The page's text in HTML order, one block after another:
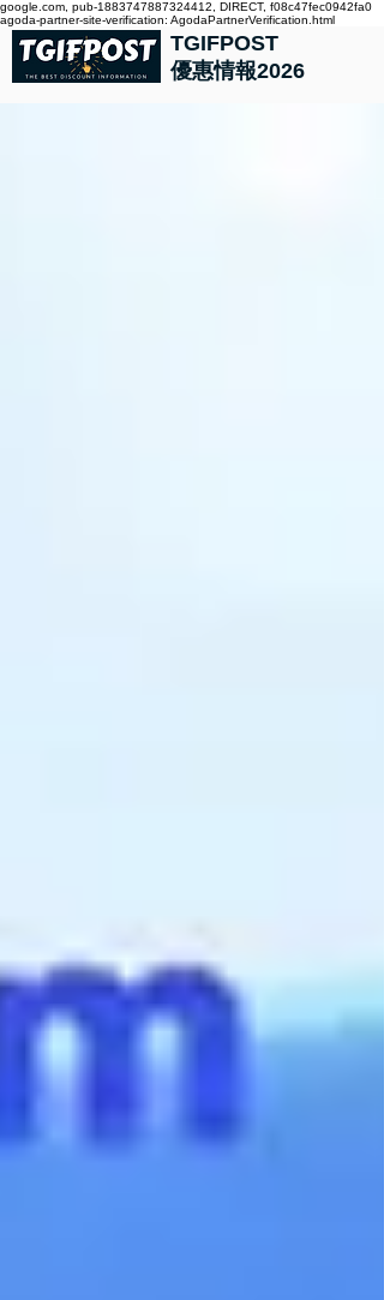
google.com, pub-1883747887324412, DIRECT, f08c47fec0942fa0
agoda-partner-site-verification: AgodaPartnerVerification.html
TGIFPOST
優惠情報2026